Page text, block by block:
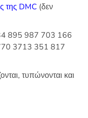
της DMC (δεν
895 987 703 166
3713 351 817
τυπώνονται και